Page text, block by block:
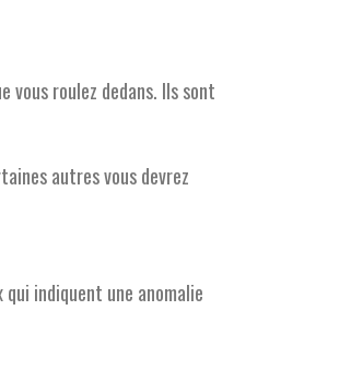
vous roulez dedans. Ils sont
autres vous devrez
indiquent une anomalie